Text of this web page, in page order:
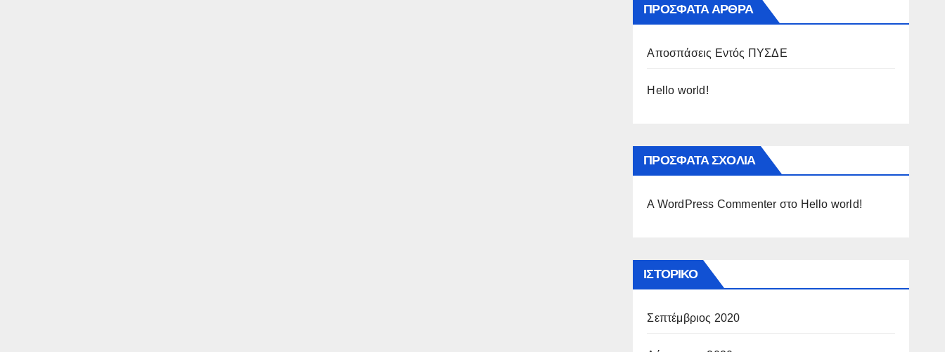
ΠΡΌΣΦΑΤΑ ΆΡΘΡΑ
Αποσπάσεις Εντός ΠΥΣΔΕ
Hello world!
ΠΡΌΣΦΑΤΑ ΣΧΌΛΙΑ
A WordPress Commenter στο Hello world!
ΙΣΤΟΡΙΚΌ
Σεπτέμβριος 2020